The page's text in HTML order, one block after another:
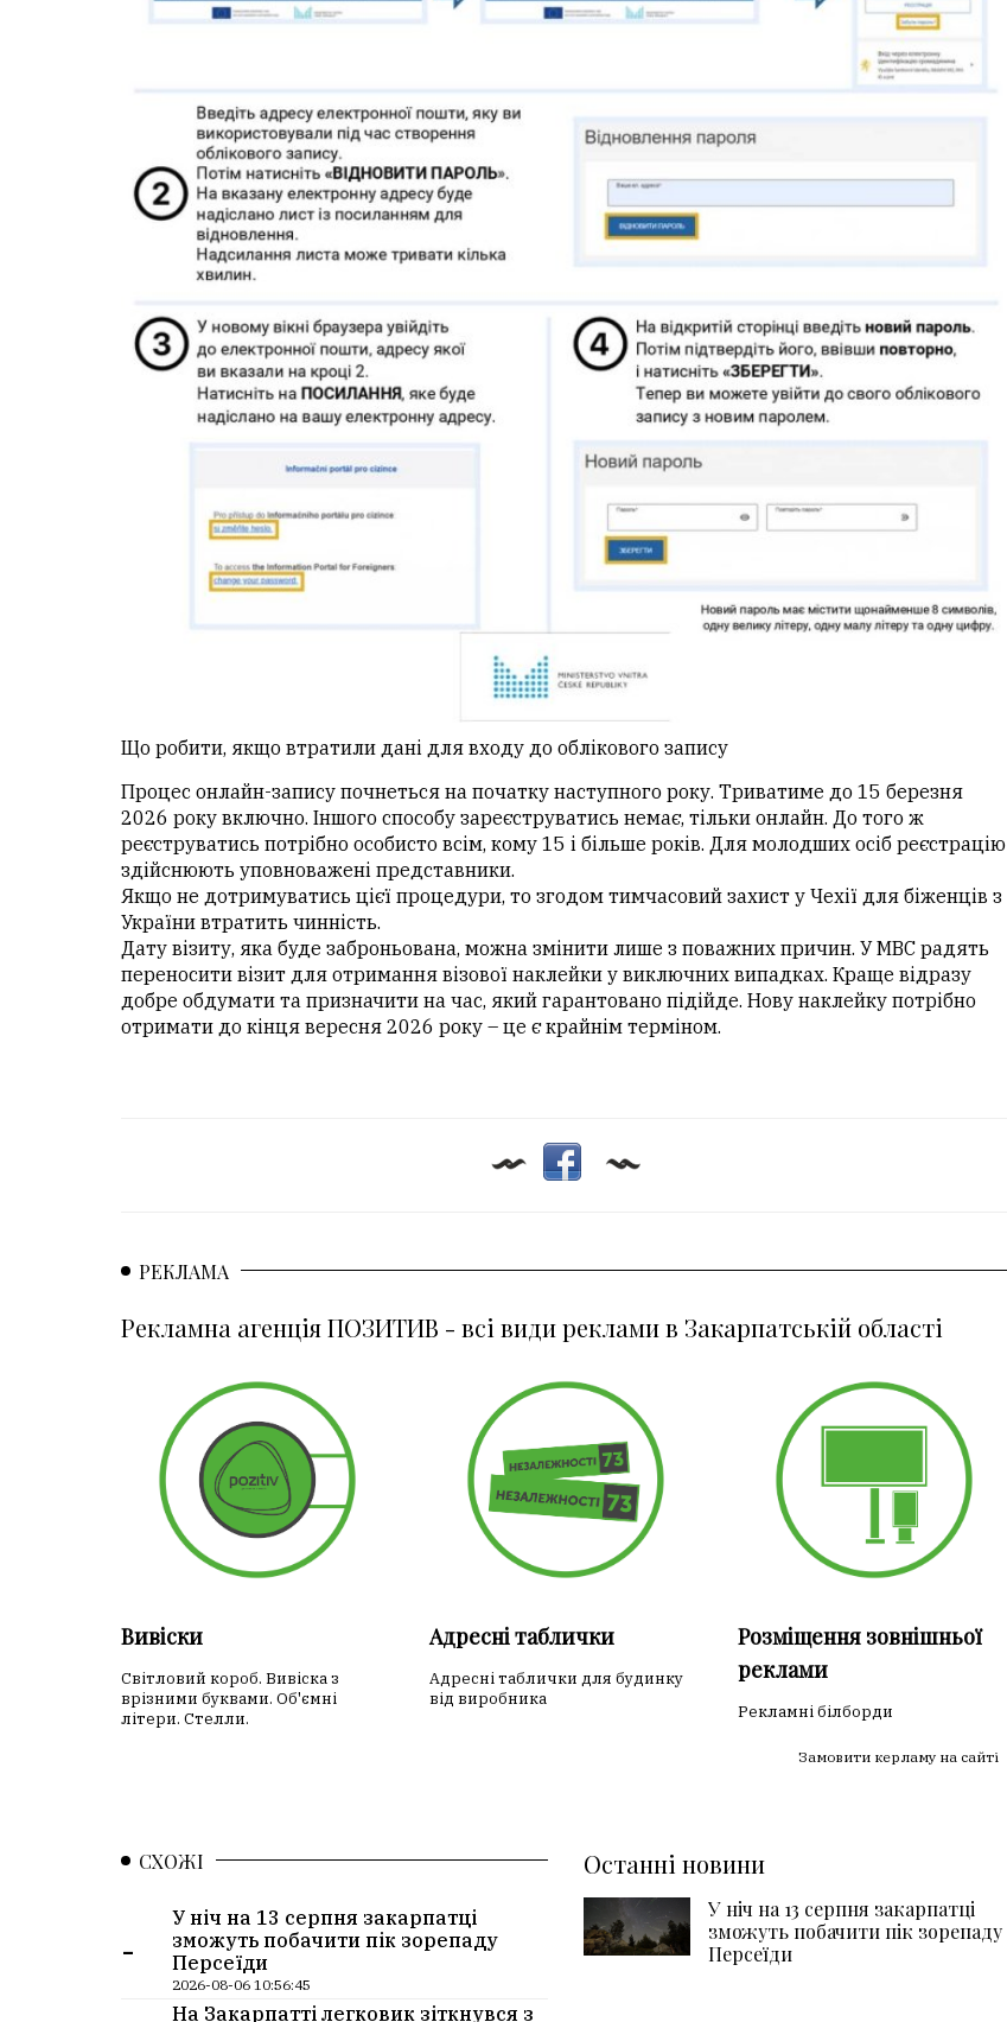
Що робити, якщо втратили дані для входу до облікового запису
Процес онлайн-запису почнеться на початку наступного року. Триватиме до 15 березня
2026 року включно. Іншого способу зареєструватись немає, тільки онлайн. До того ж
реєструватись потрібно особисто всім, кому 15 і більше років. Для молодших осіб реєстрацію
здійснюють уповноважені представники.
Якщо не дотримуватись цієї процедури, то згодом тимчасовий захист у Чехії для біженців з
України втратить чинність.
Дату візиту, яка буде заброньована, можна змінити лише з поважних причин. У МВС радять
переносити візит для отримання візової наклейки у виключних випадках. Краще відразу
добре обдумати та призначити на час, який гарантовано підійде. Нову наклейку потрібно
отримати до кінця вересня 2026 року – це є крайнім терміном.
РЕКЛАМА
Рекламна агенція ПОЗИТИВ - всі види реклами в Закарпатській області
Вивіски
Світловий короб. Вивіска з
врізними буквами. Об'ємні
літери. Стелли.
Адресні таблички
Адресні таблички для будинку
від виробника
Розміщення зовнішньої
реклами
Рекламні білборди
Замовити керламу на сайті
СХОЖІ
-
У ніч на 13 серпня закарпатці
зможуть побачити пік зорепаду
Персеїди
2026-08-06 10:56:45
На Закарпатті легковик зіткнувся з
Останні новини
У ніч на 13 серпня закарпатці
зможуть побачити пік зорепаду
Персеїди